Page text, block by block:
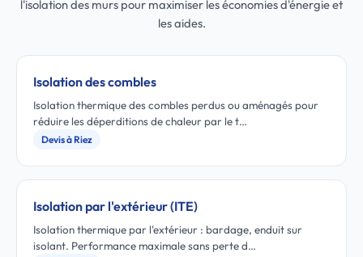
l'isolation des murs pour maximiser les économies d'énergie et
les aides.
Isolation des combles
Isolation thermique des combles perdus ou aménagés pour
réduire les déperditions de chaleur par le t…
Devis à Riez
Isolation par l'extérieur (ITE)
Isolation thermique par l'extérieur : bardage, enduit sur
isolant. Performance maximale sans perte d…